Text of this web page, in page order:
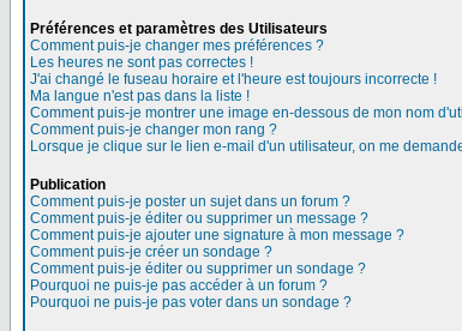
Préférences et paramètres des Utilisateurs
Comment puis-je changer mes préférences ?
Les heures ne sont pas correctes !
J'ai changé le fuseau horaire et l'heure est toujours incorrecte !
Ma langue n'est pas dans la liste !
Comment puis-je montrer une image en-dessous de mon nom
Comment puis-je changer mon rang ?
Lorsque je clique sur le lien e-mail d'un utilisateur, on me
Publication
Comment puis-je poster un sujet dans un forum ?
Comment puis-je éditer ou supprimer un message ?
Comment puis-je ajouter une signature à mon message ?
Comment puis-je créer un sondage ?
Comment puis-je éditer ou supprimer un sondage ?
Pourquoi ne puis-je pas accéder à un forum ?
Pourquoi ne puis-je pas voter dans un sondage ?